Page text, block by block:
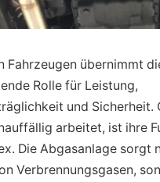
Fahrzeugen übernimmt
Rolle für Leistung,
und Sicherheit.
arbeitet, ist ihre
Die Abgasanlage sorgt
Verbrennungsgasen,